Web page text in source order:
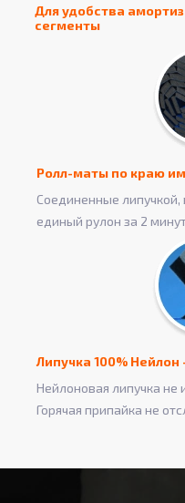
Для удобства
сегменты
Ролл-маты по краю
Соединенные
единый рулон за 2
Липучка 100%
Нейлоновая липучка не
Горячая припайка не